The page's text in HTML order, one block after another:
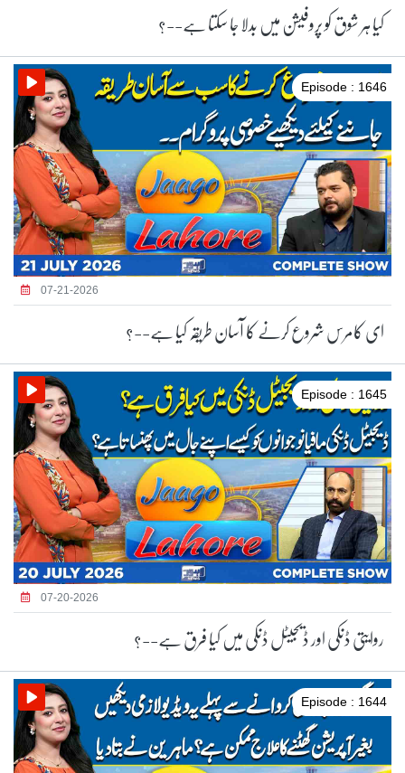
کیا ہر شوق کو پروفیشن میں بدلا جا سکتا ہے--؟
Episode : 1646
07-21-2026
ای کامرس شروع کرنے کا آسان طریقہ کیا ہے--؟
Episode : 1645
07-20-2026
روایتی ڈنکی اور ڈیجیٹل ڈنکی میں کیا فرق ہے--؟
Episode : 1644